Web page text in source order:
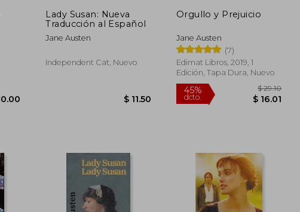
Lady Susan: Nueva
Traducción al Español
Jane Austen
Independent Cat, Nuevo
Orgullo y Prejuicio
Jane Austen
(7)
Edimat Libros, 2019, 1
Edición, Tapa Dura, Nuevo
45%
dcto.